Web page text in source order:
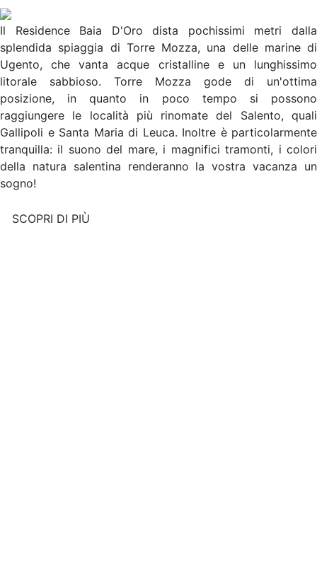
Il Residence Baia D'Oro dista pochissimi metri dalla
splendida spiaggia di Torre Mozza, una delle marine di
Ugento, che vanta acque cristalline e un lunghissimo
litorale sabbioso. Torre Mozza gode di un'ottima
posizione, in quanto in poco tempo si possono
raggiungere le località più rinomate del Salento, quali
Gallipoli e Santa Maria di Leuca. Inoltre è particolarmente
tranquilla: il suono del mare, i magnifici tramonti, i colori
della natura salentina renderanno la vostra vacanza un
sogno!
SCOPRI DI PIÙ